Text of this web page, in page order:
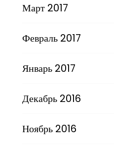
Март 2017
Февраль 2017
Январь 2017
Декабрь 2016
Ноябрь 2016